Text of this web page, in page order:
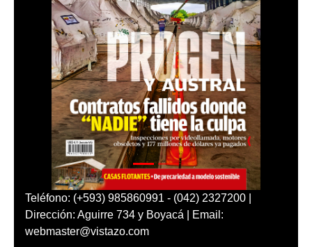
Teléfono: (+593) 985860991 - (042) 2327200 |
Dirección: Aguirre 734 y Boyacá | Email:
webmaster@vistazo.com